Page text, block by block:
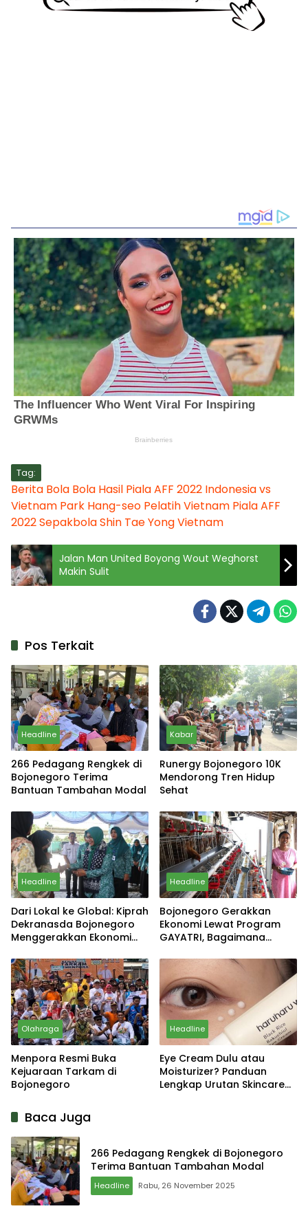
Tag:
Berita Bola Bola Hasil Piala AFF 2022 Indonesia vs
Vietnam Park Hang-seo Pelatih Vietnam Piala AFF
2022SepakbolaShin Tae YongVietnam
Jalan Man United Boyong Wout Weghorst
Makin Sulit
Pos Terkait
Headline
266 Pedagang Rengkek di
Bojonegoro Terima
Bantuan Tambahan Modal
Kabar
Runergy Bojonegoro 10K
Mendorong Tren Hidup
Sehat
Headline
Dari Lokal ke Global: Kiprah
Dekranasda Bojonegoro
Menggerakkan Ekonomi
Headline
Bojonegoro Gerakkan
Ekonomi Lewat Program
GAYATRI, Bagaimana
Olahraga
Menpora Resmi Buka
Kejuaraan Tarkam di
Bojonegoro
Headline
Eye Cream Dulu atau
Moisturizer? Panduan
Lengkap Urutan Skincare
Baca Juga
266 Pedagang Rengkek di Bojonegoro
Terima Bantuan Tambahan Modal
Headline Rabu, 26 November 2025